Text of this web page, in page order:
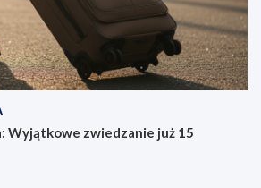
Wyjątkowe zwiedzanie już 15